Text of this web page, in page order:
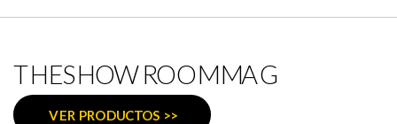
THESHOWROOMMAG
VER PRODUCTOS >>